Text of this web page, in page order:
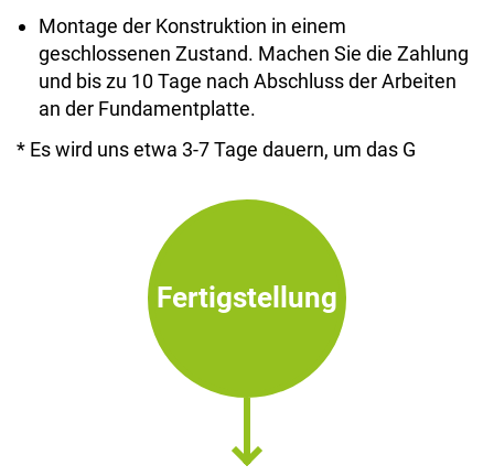
Montage der Konstruktion in einem
geschlossenen Zustand. Machen Sie die Zahlung
und bis zu 10 Tage nach Abschluss der Arbeiten
an der Fundamentplatte.
* Es wird uns etwa 3-7 Tage dauern, um das G
Fertigstellung